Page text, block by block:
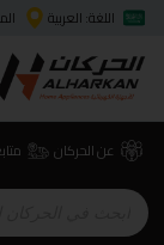
اللغة: العربية
عن الحركان